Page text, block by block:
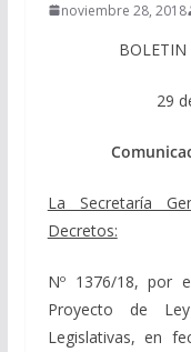
noviembre 28, 2018
BOLETIN
29
La Secretaría
Decretos:
Nº 1376/18, por
Proyecto de
Legislativas, en